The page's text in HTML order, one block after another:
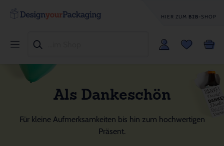
HIER ZUM B2B-SHOP
Als Dankeschön
Für kleine Aufmerksamkeiten bis hin zum hochwertigen
Präsent.